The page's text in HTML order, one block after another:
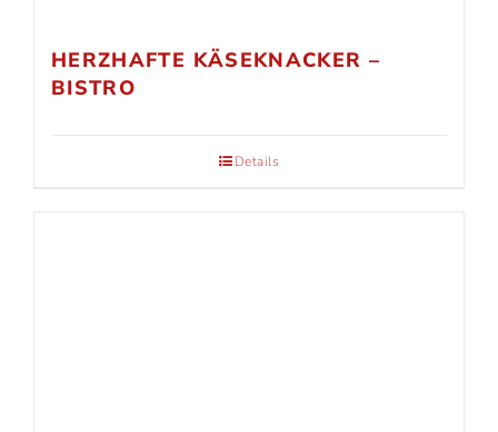
HERZHAFTE KÄSEKNACKER –
BISTRO
Details